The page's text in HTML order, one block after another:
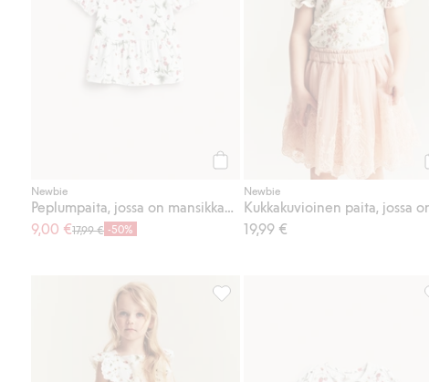
Newbie
Peplumpaita, jossa on mansikkakuvio
9,00 €17,99 € -50%
Newbie
19,99 €